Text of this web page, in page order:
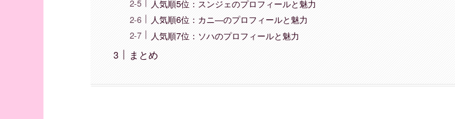
人気順5位：スンジェのプロフィールと魅力
人気順6位：カニ―のプロフィールと魅力
人気順7位：ソハのプロフィールと魅力
まとめ